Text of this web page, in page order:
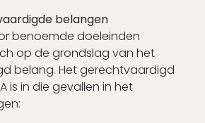
belangen
benoemde doeleinden
op de grondslag van het
belang. Het gerechtvaardigd
is in die gevallen in het